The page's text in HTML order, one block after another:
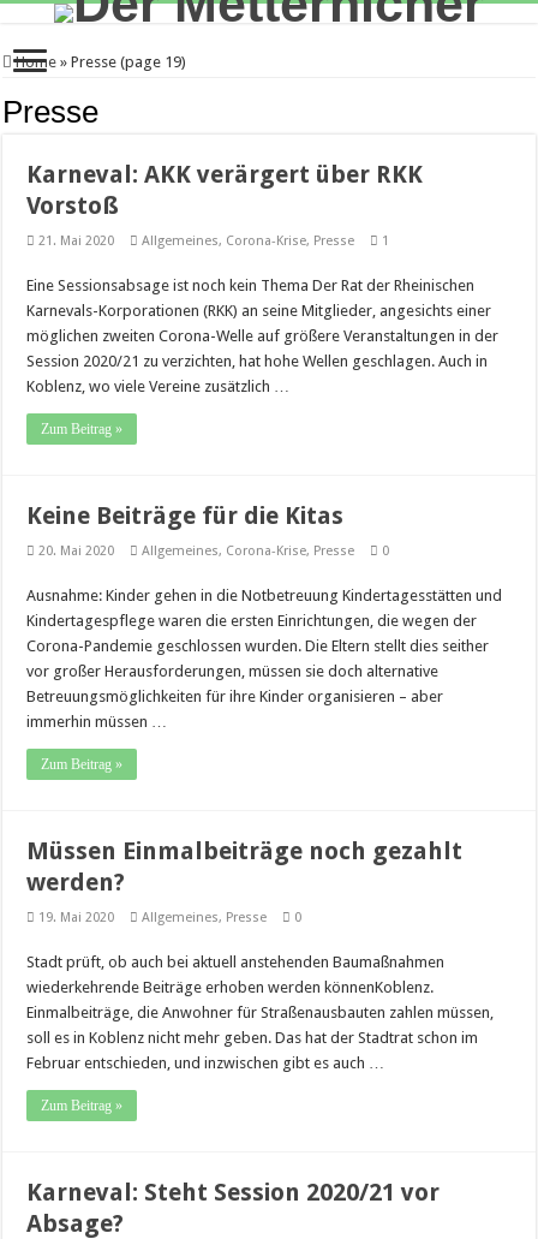
Home » Presse (page 19)
Presse
Karneval: AKK verärgert über RKK
Vorstoß
21. Mai 2020 Allgemeines, Corona-Krise, Presse 1
Eine Sessionsabsage ist noch kein Thema Der Rat der Rheinischen
Karnevals-Korporationen (RKK) an seine Mitglieder, angesichts einer
möglichen zweiten Corona-Welle auf größere Veranstaltungen in der
Session 2020/21 zu verzichten, hat hohe Wellen geschlagen. Auch in
Koblenz, wo viele Vereine zusätzlich …
Zum Beitrag »
Keine Beiträge für die Kitas
20. Mai 2020 Allgemeines, Corona-Krise, Presse 0
Ausnahme: Kinder gehen in die Notbetreuung Kindertagesstätten und
Kindertagespflege waren die ersten Einrichtungen, die wegen der
Corona-Pandemie geschlossen wurden. Die Eltern stellt dies seither
vor großer Herausforderungen, müssen sie doch alternative
Betreuungsmöglichkeiten für ihre Kinder organisieren – aber
immerhin müssen …
Zum Beitrag »
Müssen Einmalbeiträge noch gezahlt
werden?
19. Mai 2020 Allgemeines, Presse 0
Stadt prüft, ob auch bei aktuell anstehenden Baumaßnahmen
wiederkehrende Beiträge erhoben werden könnenKoblenz.
Einmalbeiträge, die Anwohner für Straßenausbauten zahlen müssen,
soll es in Koblenz nicht mehr geben. Das hat der Stadtrat schon im
Februar entschieden, und inzwischen gibt es auch …
Zum Beitrag »
Karneval: Steht Session 2020/21 vor
Absage?